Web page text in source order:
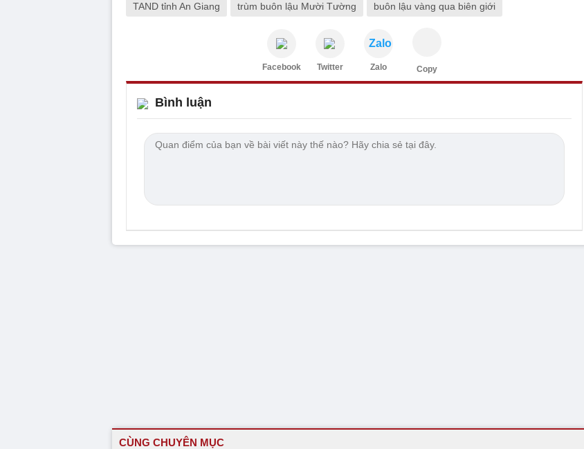
TAND tỉnh An Giang trùm buôn lậu Mười Tường buôn lậu vàng qua biên giới
Facebook Twitter
Zalo
Zalo Copy
Bình luận
CÙNG CHUYÊN MỤC